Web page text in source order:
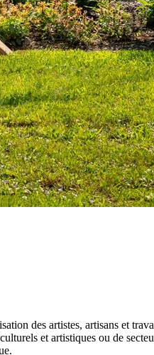
des artistes, artisans et
et artistiques ou de